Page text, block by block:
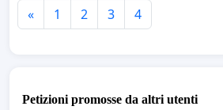
« 1 2 3 4
Petizioni promosse da altri utenti